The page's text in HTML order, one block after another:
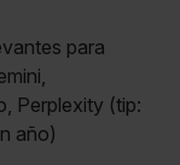
para
Perplexity (tip:
año)